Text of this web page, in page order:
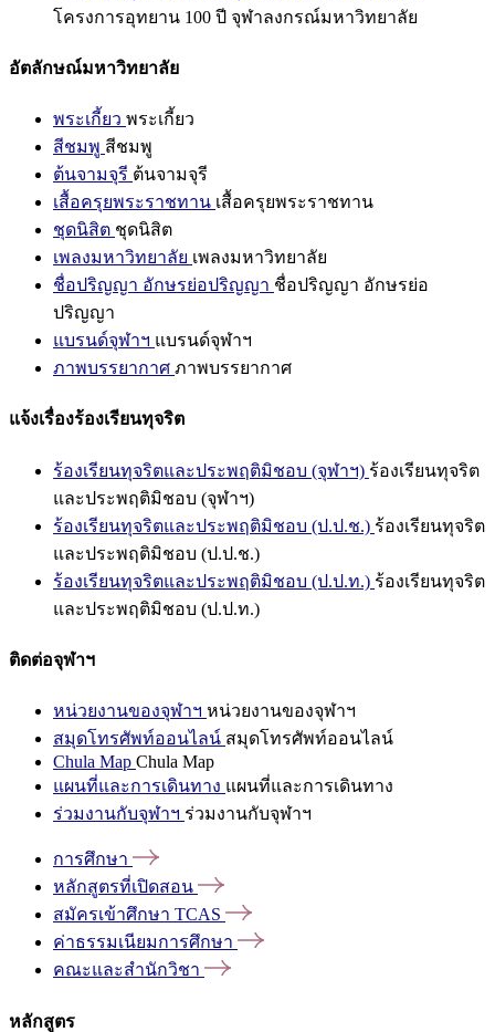
โครงการอุทยาน 100 ปี จุฬาลงกรณ์มหาวิทยาลัย
อัตลักษณ์มหาวิทยาลัย
พระเกี้ยว พระเกี้ยว
สีชมพู สีชมพู
ต้นจามจุรี ต้นจามจุรี
เสื้อครุยพระราชทาน เสื้อครุยพระราชทาน
ชุดนิสิต ชุดนิสิต
เพลงมหาวิทยาลัย เพลงมหาวิทยาลัย
ชื่อปริญญา อักษรย่อปริญญา ชื่อปริญญา อักษรย่อ
ปริญญา
แบรนด์จุฬาฯ แบรนด์จุฬาฯ
ภาพบรรยากาศ ภาพบรรยากาศ
แจ้งเรื่องร้องเรียนทุจริต
ร้องเรียนทุจริตและประพฤติมิชอบ (จุฬาฯ) ร้องเรียนทุจริต
และประพฤติมิชอบ (จุฬาฯ)
ร้องเรียนทุจริตและประพฤติมิชอบ (ป.ป.ช.) ร้องเรียนทุจริต
และประพฤติมิชอบ (ป.ป.ช.)
ร้องเรียนทุจริตและประพฤติมิชอบ (ป.ป.ท.) ร้องเรียนทุจริต
และประพฤติมิชอบ (ป.ป.ท.)
ติดต่อจุฬาฯ
หน่วยงานของจุฬาฯ หน่วยงานของจุฬาฯ
สมุดโทรศัพท์ออนไลน์ สมุดโทรศัพท์ออนไลน์
Chula Map Chula Map
แผนที่และการเดินทาง แผนที่และการเดินทาง
ร่วมงานกับจุฬาฯ ร่วมงานกับจุฬาฯ
การศึกษา
หลักสูตรที่เปิดสอน
สมัครเข้าศึกษา TCAS
ค่าธรรมเนียมการศึกษา
คณะและสำนักวิชา
หลักสูตร